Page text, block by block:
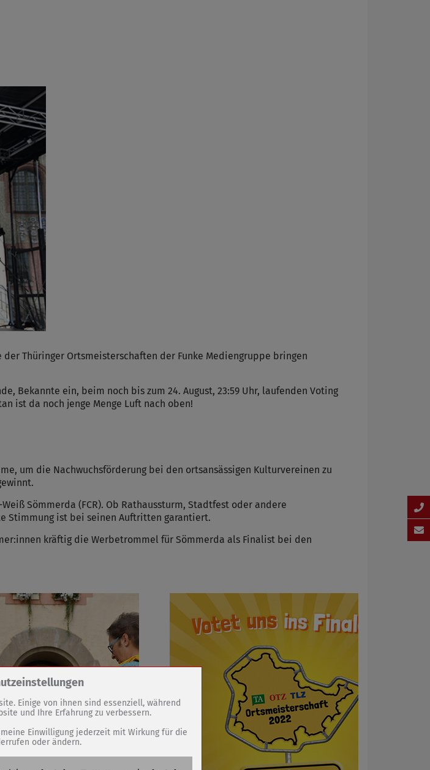
Thüringer Ortsmeisterschaften der Funke Mediengruppe bringen
Bekannte ein, beim noch bis zum 24. August, 23:59 Uhr, laufenden Voting
ist da noch jenge Menge Luft nach oben!
um die Nachwuchsförderung bei den ortsansässigen Kulturvereinen zu
Sömmerda (FCR). Ob Rathaussturm, Stadtfest oder andere
Stimmung ist bei seinen Auftritten garantiert.
kräftig die Werbetrommel für Sömmerda als Finalist bei den
Cookies / Drittanbieter:
Wenselaar GmbH & Co. KG)
/ SPAM Schutz
Einige von ihnen sind essenziell, während
und Ihre Erfahrung zu verbessern.
Einwilligung jederzeit mit Wirkung für die
oder ändern.